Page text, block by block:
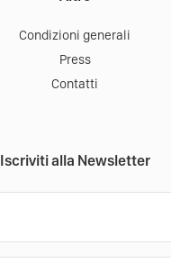
Condizioni generali
Press
Contatti
Iscriviti alla Newsletter